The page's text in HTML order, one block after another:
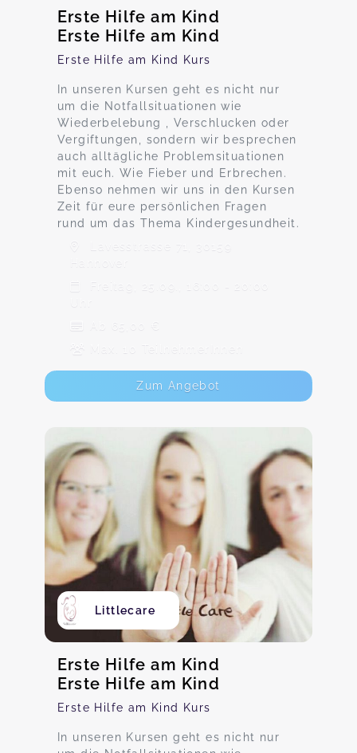
Erste Hilfe am Kind
Erste Hilfe am Kind
Erste Hilfe am Kind Kurs
In unseren Kursen geht es nicht nur
um die Notfallsituationen wie
Wiederbelebung , Verschlucken oder
Vergiftungen, sondern wir besprechen
auch alltägliche Problemsituationen
mit euch. Wie Fieber und Erbrechen.
Ebenso nehmen wir uns in den Kursen
Zeit für eure persönlichen Fragen
rund um das Thema Kindergesundheit.
Lavesstrasse 71, 30159
Hannover
Freitag, 25.09., 16:00 - 20:00
Ab 65,00 €
Max. 10 TeilnehmerInnen
Zum Angebot
Littlecare
Erste Hilfe am Kind
Erste Hilfe am Kind
Erste Hilfe am Kind Kurs
In unseren Kursen geht es nicht nur